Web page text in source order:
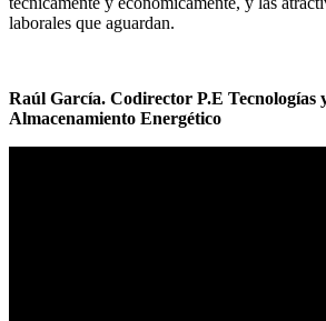
laborales que aguardan.
Raúl García. Codirector P.E Tecnologías
Almacenamiento Energético